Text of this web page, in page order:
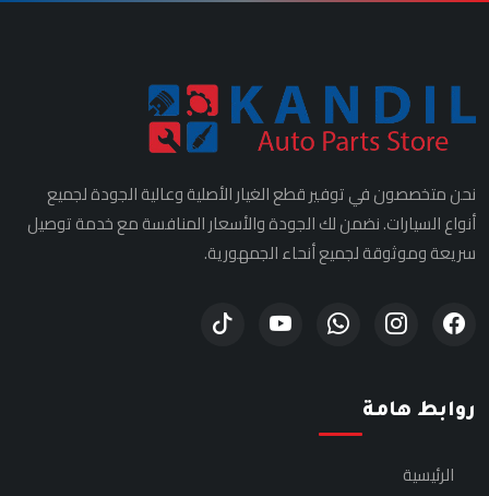
نحن متخصصون في توفير قطع الغيار الأصلية وعالية الجودة لجميع
أنواع السيارات. نضمن لك الجودة والأسعار المنافسة مع خدمة توصيل
سريعة وموثوقة لجميع أنحاء الجمهورية.
روابط هامة
الرئيسية